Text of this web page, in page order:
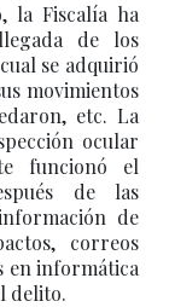
la Fiscalía ha
de los
se adquirió
movimientos
etc. La
ocular
funcionó el
de las
de
correos
en informática
delito.